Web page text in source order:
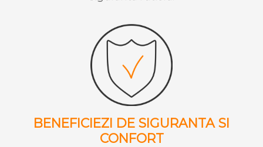
BENEFICIEZI DE SIGURANTA SI
CONFORT